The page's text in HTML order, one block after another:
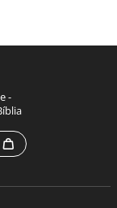
-